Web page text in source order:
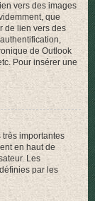
vers des images
que
de lien vers des
de Outlook
Pour insérer une
importantes
en haut de
Les
par les